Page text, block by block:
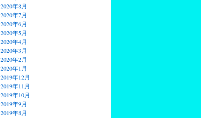
2020年8月
2020年7月
2020年6月
2020年5月
2020年4月
2020年3月
2020年2月
2020年1月
2019年12月
2019年11月
2019年10月
2019年9月
2019年8月